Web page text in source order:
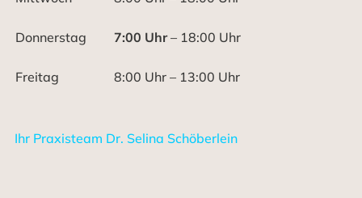
Donnerstag 7:00 Uhr– 18:00 Uhr
Freitag 8:00 Uhr – 13:00 Uhr
Ihr Praxisteam Dr. Selina Schöberlein